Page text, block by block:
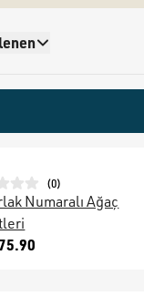
(0)
Numaralı Ağaç